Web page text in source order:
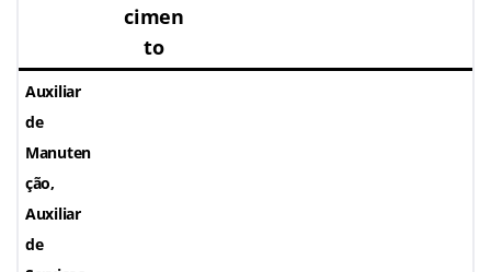
cimen
to
Auxiliar
de
Manuten
ção,
Auxiliar
de